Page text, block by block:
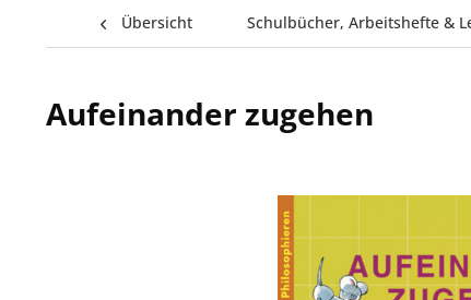
Übersicht Schulbücher, Arbeitshefte &
Aufeinander zugehen